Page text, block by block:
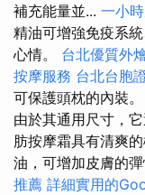
補充能量並... 一小
精油可增強免疫系
心情。 台北優質外
按摩服務 台北台胞
可保護頭枕的內裝。
由於其通用尺寸，
肪按摩霜具有清爽
油，可增加皮膚的
推薦 詳細實用的